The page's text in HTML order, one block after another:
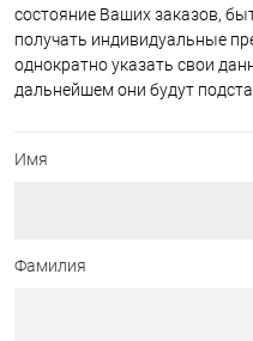
состояние Ваших заказов,
получать индивидуальные
однократно указать свои
дальнейшем они будут
Имя
Фамилия